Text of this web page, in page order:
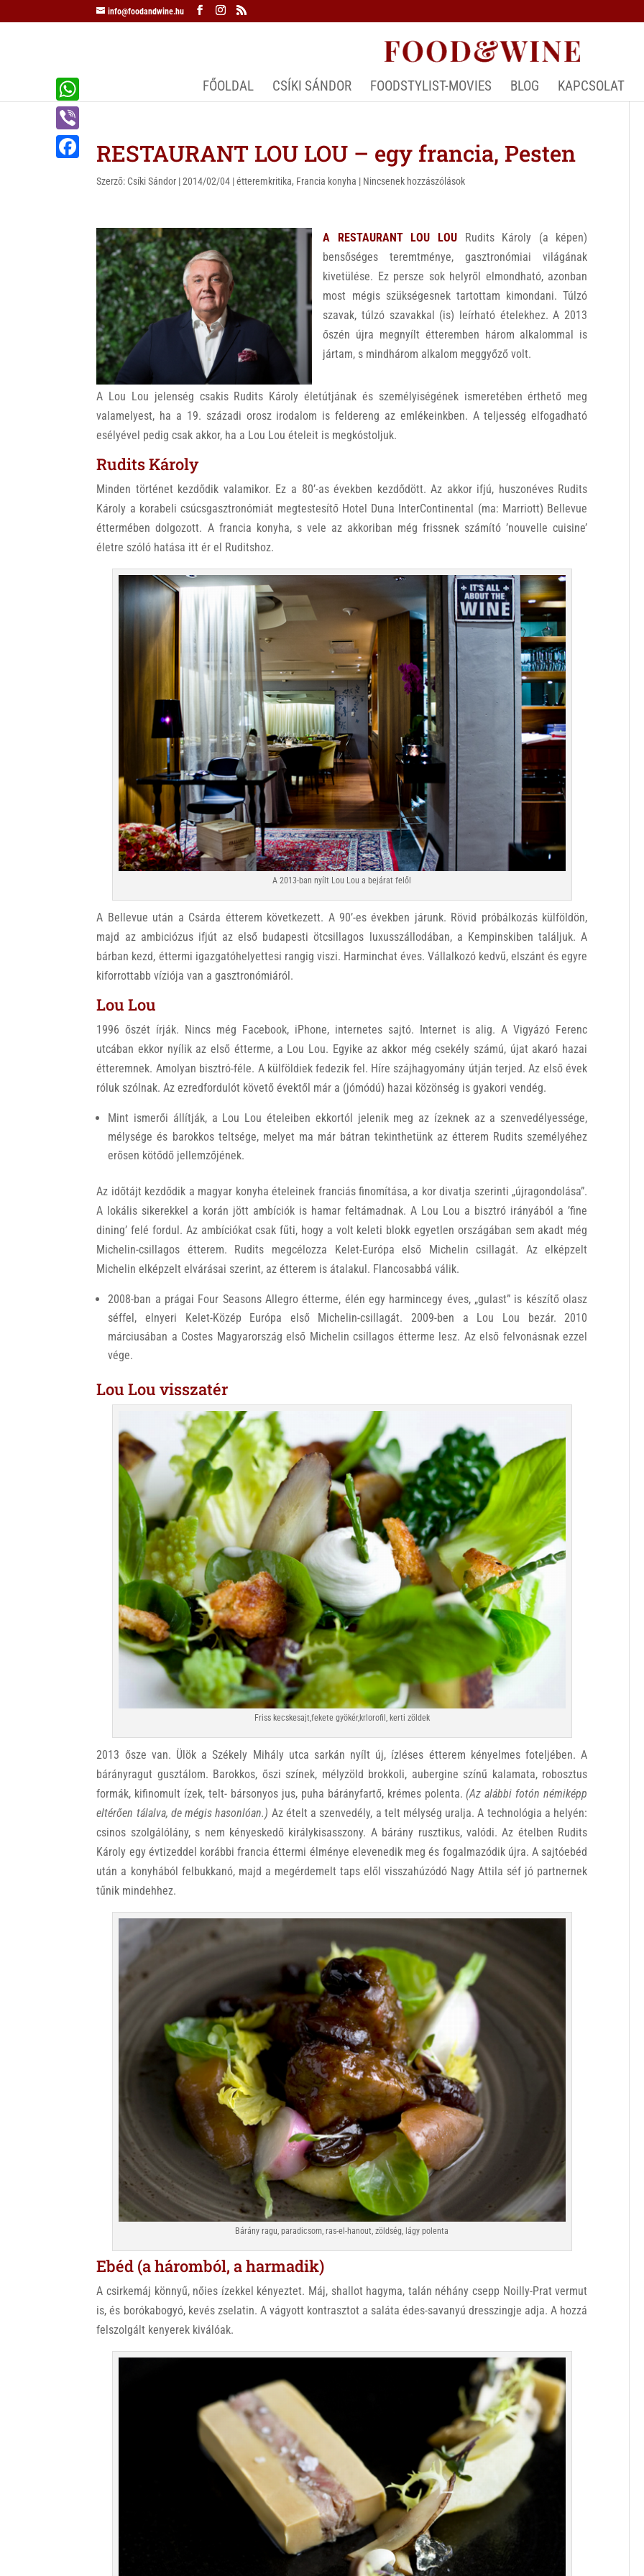
info@foodandwine.hu
FŐOLDAL CSÍKI SÁNDOR FOODSTYLIST-MOVIES BLOG KAPCSOLAT
RESTAURANT LOU LOU – egy francia, Pesten
Szerző: Csíki Sándor |2014/02/04 |étteremkritika, Francia konyha | Nincsenek hozzászólások
A RESTAURANT LOU LOU Rudits Károly (a képen)
bensőséges teremtménye, gasztronómiai világának
kivetülése. Ez persze sok helyről elmondható, azonban
most mégis szükségesnek tartottam kimondani. Túlzó
szavak, túlzó szavakkal (is) leírható ételekhez. A 2013
őszén újra megnyílt étteremben három alkalommal is
jártam, s mindhárom alkalom meggyőző volt.
A Lou Lou jelenség csakis Rudits Károly életútjának és személyiségének ismeretében érthető meg
valamelyest, ha a 19. századi orosz irodalom is feldereng az emlékeinkben. A teljesség elfogadható
esélyével pedig csak akkor, ha a Lou Lou ételeit is megkóstoljuk.
Rudits Károly
Minden történet kezdődik valamikor. Ez a 80’-as években kezdődött. Az akkor ifjú, huszonéves Rudits
Károly a korabeli csúcsgasztronómiát megtestesítő Hotel Duna InterContinental (ma: Marriott) Bellevue
éttermében dolgozott. A francia konyha, s vele az akkoriban még frissnek számító ’nouvelle cuisine’
életre szóló hatása itt ér el Ruditshoz.
A 2013-ban nyílt Lou Lou a bejárat felől
A Bellevue után a Csárda étterem következett. A 90’-es években járunk. Rövid próbálkozás külföldön,
majd az ambiciózus ifjút az első budapesti ötcsillagos luxusszállodában, a Kempinskiben találjuk. A
bárban kezd, éttermi igazgatóhelyettesi rangig viszi. Harminchat éves. Vállalkozó kedvű, elszánt és egyre
kiforrottabb víziója van a gasztronómiáról.
Lou Lou
1996 őszét írják. Nincs még Facebook, iPhone, internetes sajtó. Internet is alig. A Vigyázó Ferenc
utcában ekkor nyílik az első étterme, a Lou Lou. Egyike az akkor még csekély számú, újat akaró hazai
étteremnek. Amolyan bisztró-féle. A külföldiek fedezik fel. Híre szájhagyomány útján terjed. Az első évek
róluk szólnak. Az ezredfordulót követő évektől már a (jómódú) hazai közönség is gyakori vendég.
Mint ismerői állítják, a Lou Lou ételeiben ekkortól jelenik meg az ízeknek az a szenvedélyessége,
mélysége és barokkos teltsége, melyet ma már bátran tekinthetünk az étterem Rudits személyéhez
erősen kötődő jellemzőjének.
Az időtájt kezdődik a magyar konyha ételeinek franciás finomítása, a kor divatja szerinti „újragondolása”.
A lokális sikerekkel a korán jött ambíciók is hamar feltámadnak. A Lou Lou a bisztró irányából a ’fine
dining’ felé fordul. Az ambíciókat csak fűti, hogy a volt keleti blokk egyetlen országában sem akadt még
Michelin-csillagos étterem. Rudits megcélozza Kelet-Európa első Michelin csillagát. Az elképzelt
Michelin elképzelt elvárásai szerint, az étterem is átalakul. Flancosabbá válik.
2008-ban a prágai Four Seasons Allegro étterme, élén egy harmincegy éves, „gulast” is készítő olasz
séffel, elnyeri Kelet-Közép Európa első Michelin-csillagát. 2009-ben a Lou Lou bezár. 2010
márciusában a Costes Magyarország első Michelin csillagos étterme lesz. Az első felvonásnak ezzel
vége.
Lou Lou visszatér
Friss kecskesajt,fekete gyökér,krlorofil, kerti zöldek
2013 ősze van. Ülök a Székely Mihály utca sarkán nyílt új, ízléses étterem kényelmes foteljében. A
bárányragut gusztálom. Barokkos, őszi színek, mélyzöld brokkoli, aubergine színű kalamata, robosztus
formák, kifinomult ízek, telt- bársonyos jus, puha bárányfartő, krémes polenta. (Az alábbi fotón némiképp
eltérően tálalva, de mégis hasonlóan.) Az ételt a szenvedély, a telt mélység uralja. A technológia a helyén:
csinos szolgálólány, s nem kényeskedő királykisasszony. A bárány rusztikus, valódi. Az ételben Rudits
Károly egy évtizeddel korábbi francia éttermi élménye elevenedik meg és fogalmazódik újra. A sajtóebéd
után a konyhából felbukkanó, majd a megérdemelt taps elől visszahúzódó Nagy Attila séf jó partnernek
tűnik mindehhez.
Bárány ragu, paradicsom, ras-el-hanout, zöldség, lágy polenta
Ebéd (a háromból, a harmadik)
A csirkemáj könnyű, nőies ízekkel kényeztet. Máj, shallot hagyma, talán néhány csepp Noilly-Prat vermut
is, és borókabogyó, kevés zselatin. A vágyott kontrasztot a saláta édes-savanyú dresszingje adja. A hozzá
felszolgált kenyerek kiválóak.
W
h
a
V